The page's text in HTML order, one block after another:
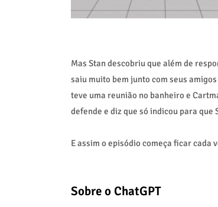
Mas Stan descobriu que além de
saiu muito bem junto com seus
teve uma reunião no banheiro e
defende e diz que só indicou para
E assim o episódio começa ficar cada
Sobre o ChatGPT